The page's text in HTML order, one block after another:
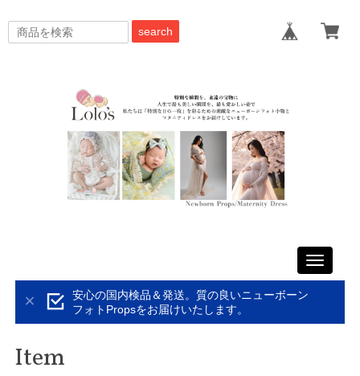
search
Toggle
安心の国内検品＆発送。質の良いニューボーン
フォトPropsをお届けいたします。
Item